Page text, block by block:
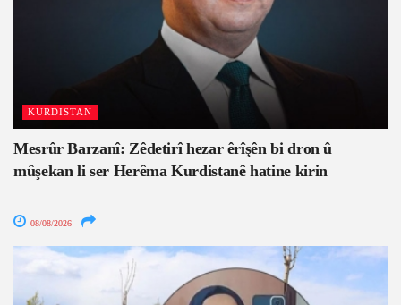
KURDISTAN
Mesrûr Barzanî: Zêdetirî hezar êrîşên bi dron û
mûşekan li ser Herêma Kurdistanê hatine kirin
08/08/2026